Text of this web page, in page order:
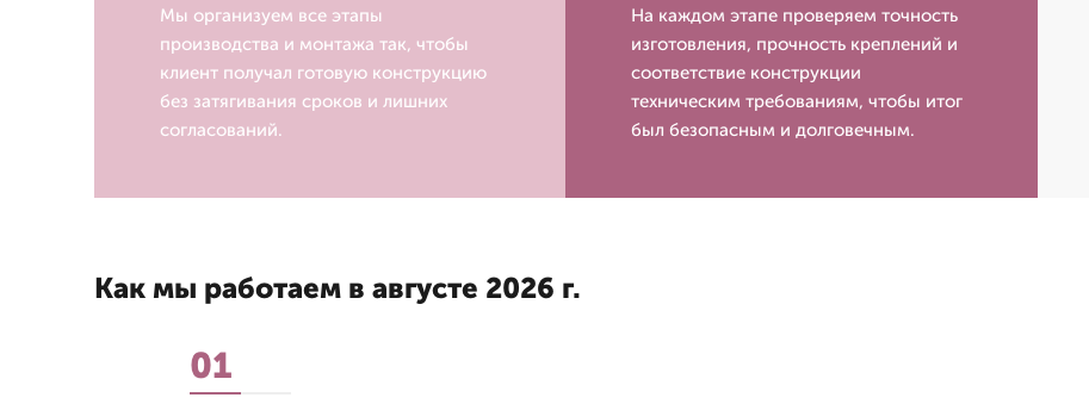
Мы организуем все этапы
производства и монтажа так, чтобы
клиент получал готовую конструкцию
без затягивания сроков и лишних
согласований.
На каждом этапе проверяем точность
изготовления, прочность креплений и
соответствие конструкции
техническим требованиям, чтобы итог
был безопасным и долговечным.
Как мы работаем в августе 2026 г.
01